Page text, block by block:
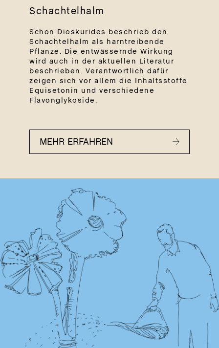
Schachtelhalm
Schon Dioskurides beschrieb den
Schachtelhalm als harntreibende
Pflanze. Die entwässernde Wirkung
wird auch in der aktuellen Literatur
beschrieben. Verantwortlich dafür
zeigen sich vor allem die Inhaltsstoffe
Equisetonin und verschiedene
Flavonglykoside.
MEHR ERFAHREN